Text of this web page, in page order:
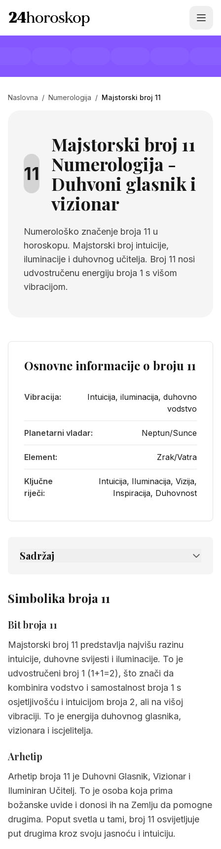
Naslovna / Numerologija / Majstorski broj 11
11
Majstorski broj 11
Numerologija -
Duhvoni glasnik i
vizionar
Numerološko značenje broja 11 u
horoskopu. Majstorski broj intuicije,
iluminacije i duhovnog učitelja. Broj 11 nosi
udvostručenu energiju broja 1 s višom
vibracijom.
Osnovne informacije o broju 11
Vibracija:
Intuicija, iluminacija, duhovno
vodstvo
Planetarni vladar: Neptun/Sunce
Element: Zrak/Vatra
Ključne
riječi:
Intuicija, Iluminacija, Vizija,
Inspiracija, Duhovnost
Sadržaj
4. Značenje sudbinskog puta
5. Snage i darovi
6. Izazovi i lekcije
7. Kakav je broj 11 u odnosima
8.
Kakav je broj 11 u karijeri
9. Zdravlje i dobrobit
12. Poznate osobe
13. Često postavljana pitanja
Simbolika broja 11
Bit broja 11
Majstorski broj 11 predstavlja najvišu razinu
intuicije, duhovne svijesti i iluminacije. To je
udvostručeni broj 1 (1+1=2), što znači da
kombinira vodstvo i samostalnost broja 1 s
osjetljivošću i intuicijom broja 2, ali na višoj
vibraciji. To je energija duhovnog glasnika,
vizionara i iscjelitelja.
Arhetip
Arhetip broja 11 je Duhovni Glasnik, Vizionar i
Iluminiran Učitelj. To je osoba koja prima
božanske uvide i donosi ih na Zemlju da pomogne
drugima. Poput svetla u tami, broj 11 osvijetljuje
put drugima kroz svoju jasnoću i intuiciju.